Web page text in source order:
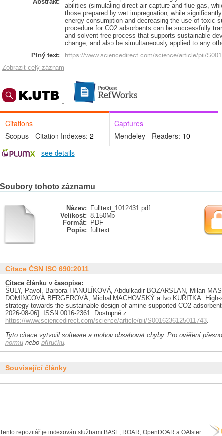
Abstrakt:
abilities (simulating direct air capture and flue gas,
those prepared by wet impregnation, while
energy consumption and decreasing the use of toxic
procedure for CO2 adsorbents can be successfully
and solvent-free process that supports sustainable
change, and also be simultaneously applied to any
Plný text:
https://www.sciencedirect.com/science/article/pii/
Zobrazit celý záznam
Citations
Scopus - Citation Indexes: 2
Captures
Mendeley - Readers: 10
- see details
Soubory tohoto záznamu
Název:
Fulltext_1012431.pdf
Velikost: 8.150Mb
Formát:
PDF
Popis: fulltext
Citace ČSN ISO 690:2011
Citace článku v časopise:
ŠULY, Pavol, Barbora HANULÍKOVÁ, Abdulkadir BOZARSLAN, Milan
DOMINCOVÁ BERGEROVÁ, Michal MACHOVSKÝ a Ivo KUŘITKA.
strategy towards the sustainable design of amine-supported CO2
2026-08-06]. ISSN 0016-2361. Dostupné z:
https://www.sciencedirect.com/science/article/pii/S0016236125011743.
Tyto citace vytvořil software a mohou obsahovat chyby. Pro ověření
normu nebo příručku.
Související články
Tento repozitář je indexován službami BASE, ROAR, OpenDOAR a OAIster.